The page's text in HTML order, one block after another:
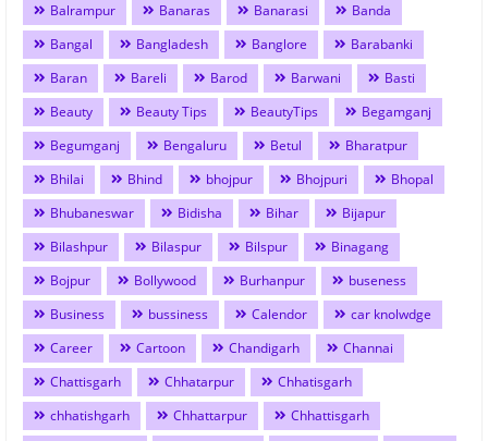
Balrampur
Banaras Banarasi
Banda
Bangal
Bangladesh Banglore
Barabanki
Baran
Bareli Barod Barwani
Basti
Beauty
Beauty Tips BeautyTips
Begamganj
Begumganj
Bengaluru Betul
Bharatpur
Bhilai
Bhind bhojpur Bhojpuri
Bhopal
Bhubaneswar
Bidisha Bihar
Bijapur
Bilashpur
Bilaspur Bilspur
Binagang
Bojpur
Bollywood Burhanpur
buseness
Business
bussiness Calendor
car knolwdge
Career
Cartoon Chandigarh
Channai
Chattisgarh
Chhatarpur
Chhatisgarh
chhatishgarh
Chhattarpur
Chhattisgarh